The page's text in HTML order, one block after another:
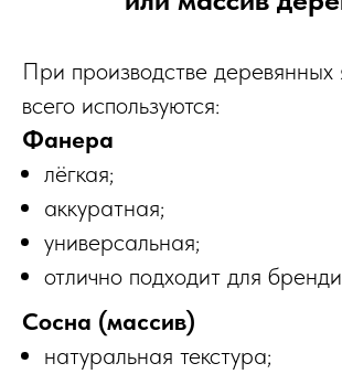
При производстве
всего используются:
Фанера
лёгкая;
аккуратная;
универсальная;
отлично подходит для
Сосна (массив)
натуральная текстура;